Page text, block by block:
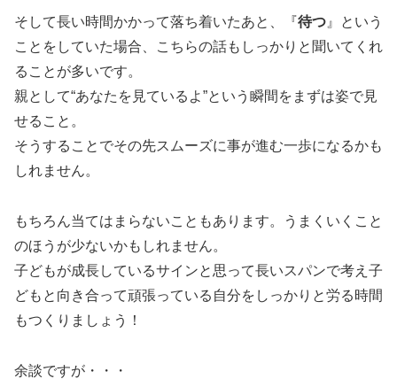
そして長い時間かかって落ち着いたあと、『待つ 』という
ことをしていた場合、こちらの話もしっかりと聞いてくれ
ることが多いです。
親として“あなたを見ているよ”という瞬間をまずは姿で見
せること。
そうすることでその先スムーズに事が進む一歩になるかも
しれません。
もちろん当てはまらないこともあります。うまくいくこと
のほうが少ないかもしれません。
子どもが成長しているサインと思って長いスパンで考え子
どもと向き合って頑張っている自分をしっかりと労る時間
もつくりましょう！
余談ですが・・・